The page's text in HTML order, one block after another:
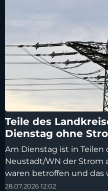
Teile des
Dienstag ohne
Am Dienstag ist in Teilen
Neustadt/WN der Strom
waren betroffen und das
28.07.2026 12:02